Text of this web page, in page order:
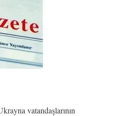
vatandaşlarının